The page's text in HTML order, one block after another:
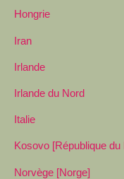
Hongrie
Iran
Irlande
Irlande du Nord
Italie
Kosovo [République
Norvège [Norge]